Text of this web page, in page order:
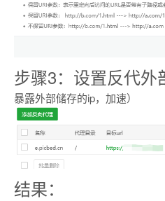
步骤3：设置反代外
暴露外部储存的ip，加速）
结果：